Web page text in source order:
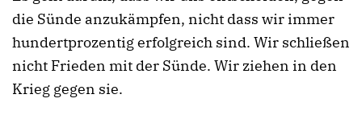
die Sünde anzukämpfen, nicht dass wir immer
hundertprozentig erfolgreich sind. Wir schließen
nicht Frieden mit der Sünde. Wir ziehen in den
Krieg gegen sie.